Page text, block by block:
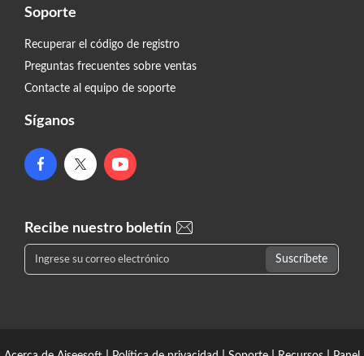
Soporte
Recuperar el código de registro
Preguntas frecuentes sobre ventas
Contacte al equipo de soporte
Síganos
Recibe nuestro boletín